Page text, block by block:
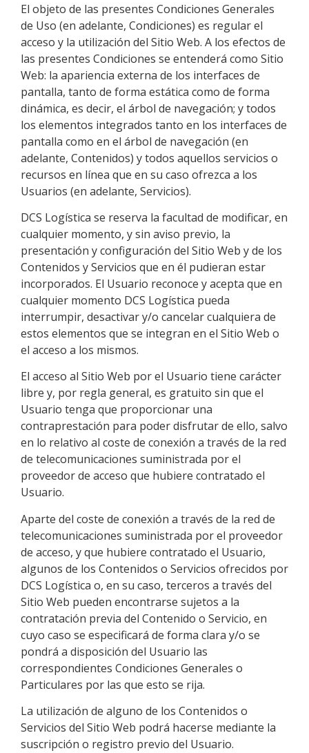
El objeto de las presentes Condiciones Generales
de Uso (en adelante, Condiciones) es regular el
acceso y la utilización del Sitio Web. A los efectos de
las presentes Condiciones se entenderá como Sitio
Web: la apariencia externa de los interfaces de
pantalla, tanto de forma estática como de forma
dinámica, es decir, el árbol de navegación; y todos
los elementos integrados tanto en los interfaces de
pantalla como en el árbol de navegación (en
adelante, Contenidos) y todos aquellos servicios o
recursos en línea que en su caso ofrezca a los
Usuarios (en adelante, Servicios).
DCS Logística se reserva la facultad de modificar, en
cualquier momento, y sin aviso previo, la
presentación y configuración del Sitio Web y de los
Contenidos y Servicios que en él pudieran estar
incorporados. El Usuario reconoce y acepta que en
cualquier momento DCS Logística pueda
interrumpir, desactivar y/o cancelar cualquiera de
estos elementos que se integran en el Sitio Web o
el acceso a los mismos.
El acceso al Sitio Web por el Usuario tiene carácter
libre y, por regla general, es gratuito sin que el
Usuario tenga que proporcionar una
contraprestación para poder disfrutar de ello, salvo
en lo relativo al coste de conexión a través de la red
de telecomunicaciones suministrada por el
proveedor de acceso que hubiere contratado el
Usuario.
Aparte del coste de conexión a través de la red de
telecomunicaciones suministrada por el proveedor
de acceso, y que hubiere contratado el Usuario,
algunos de los Contenidos o Servicios ofrecidos por
DCS Logística o, en su caso, terceros a través del
Sitio Web pueden encontrarse sujetos a la
contratación previa del Contenido o Servicio, en
cuyo caso se especificará de forma clara y/o se
pondrá a disposición del Usuario las
correspondientes Condiciones Generales o
Particulares por las que esto se rija.
La utilización de alguno de los Contenidos o
Servicios del Sitio Web podrá hacerse mediante la
suscripción o registro previo del Usuario.